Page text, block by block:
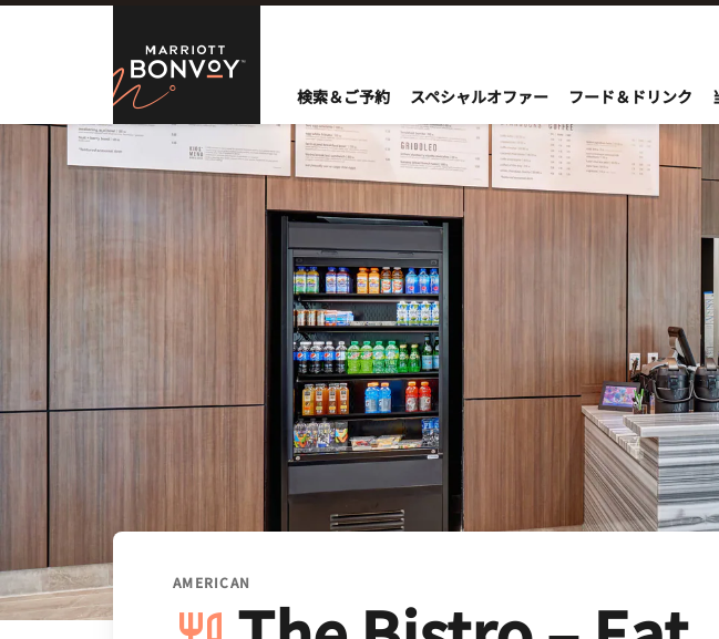
Skip to Content
Marriott Bonvoy
検索＆ご予約 スペシャルオファー フード＆ドリンク
AMERICAN